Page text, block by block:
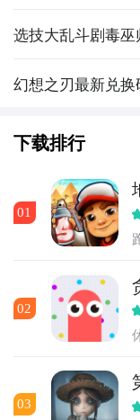
选技大乱斗剧毒
幻想之刃最新兑
下载排行
01
02
03